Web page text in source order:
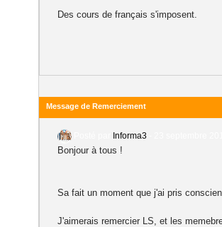
Des cours de français s'imposent.
Message de Remerciement
Informa3
Bonjour à tous !
Sa fait un moment que j'ai pris
J'aimerais remercier LS, et les